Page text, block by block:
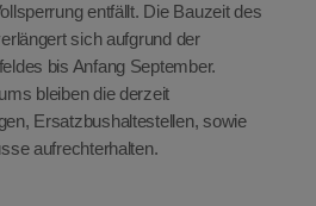
entfällt. Die Bauzeit des
sich aufgrund der
bis Anfang September.
bleiben die derzeit
Ersatzbushaltestellen, sowie
aufrechterhalten.